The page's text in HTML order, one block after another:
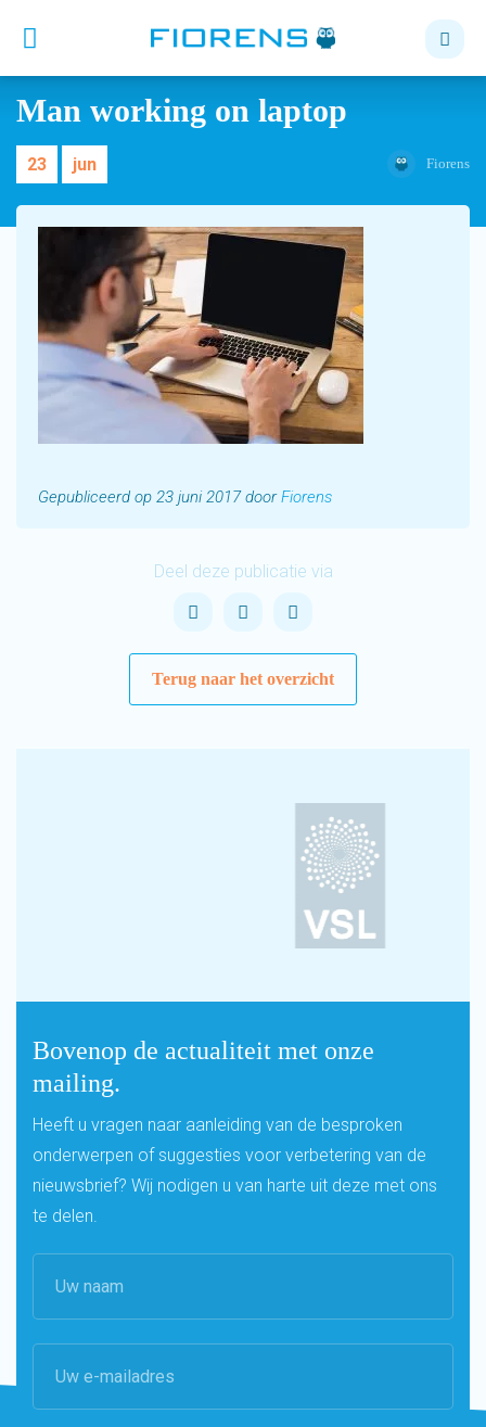
Man working on laptop
23 jun Fiorens
Gepubliceerd op 23 juni 2017 doorFiorens
Deel deze publicatie via
Terug naar het overzicht
Bovenop de actualiteit met onze
mailing.
Heeft u vragen naar aanleiding van de besproken
onderwerpen of suggesties voor verbetering van de
nieuwsbrief? Wij nodigen u van harte uit deze met ons
te delen.